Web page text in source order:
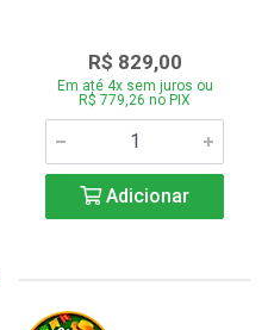
R$ 829,00
Em até 4x sem juros ou
R$ 779,26 no PIX
Adicionar